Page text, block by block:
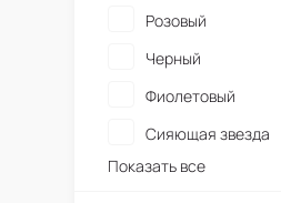
Розовый
Черный
Фиолетовый
Сияющая звезда
Показать все